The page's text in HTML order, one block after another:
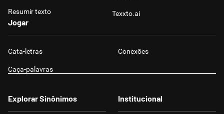
Resumir texto Texxto.ai
Jogar
Cata-letras Conexões
Caça-palavras
Explorar Sinônimos Institucional